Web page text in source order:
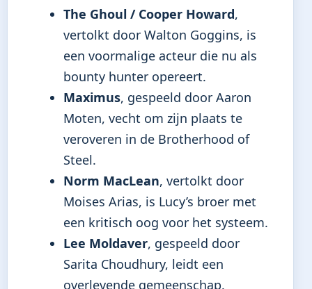
The Ghoul / Cooper Howard,
vertolkt door Walton Goggins, is
een voormalige acteur die nu als
bounty hunter opereert.
Maximus, gespeeld door Aaron
Moten, vecht om zijn plaats te
veroveren in de Brotherhood of
Steel.
Norm MacLean, vertolkt door
Moises Arias, is Lucy’s broer met
een kritisch oog voor het systeem.
Lee Moldaver, gespeeld door
Sarita Choudhury, leidt een
overlevende gemeenschap.